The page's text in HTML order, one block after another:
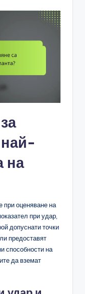
на
при оценяване на
при удар,
допуснати точки
предоставят
способности на
да вземат